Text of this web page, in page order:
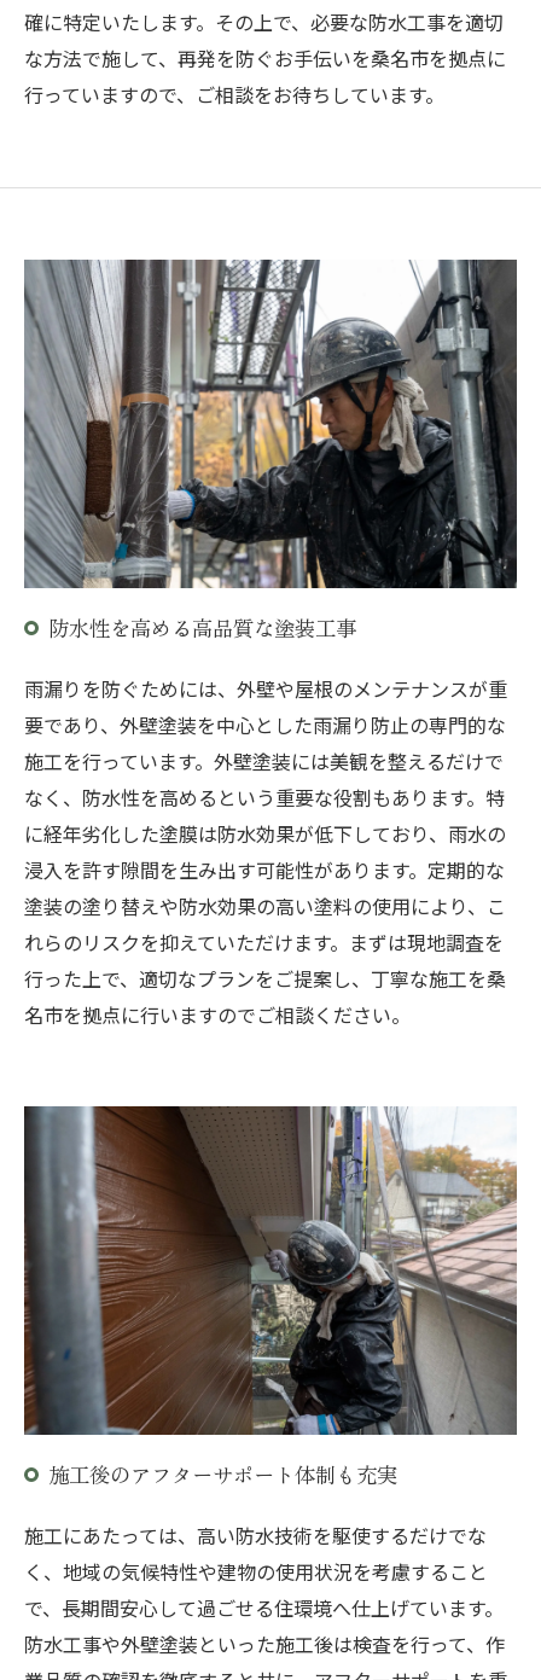
確に特定いたします。その上で、必要な防水工事を適切
な方法で施して、再発を防ぐお手伝いを桑名市を拠点に
行っていますので、ご相談をお待ちしています。
防水性を高める高品質な塗装工事
雨漏りを防ぐためには、外壁や屋根のメンテナンスが重
要であり、外壁塗装を中心とした雨漏り防止の専門的な
施工を行っています。外壁塗装には美観を整えるだけで
なく、防水性を高めるという重要な役割もあります。特
に経年劣化した塗膜は防水効果が低下しており、雨水の
浸入を許す隙間を生み出す可能性があります。定期的な
塗装の塗り替えや防水効果の高い塗料の使用により、こ
れらのリスクを抑えていただけます。まずは現地調査を
行った上で、適切なプランをご提案し、丁寧な施工を桑
名市を拠点に行いますのでご相談ください。
施工後のアフターサポート体制も充実
施工にあたっては、高い防水技術を駆使するだけでな
く、地域の気候特性や建物の使用状況を考慮すること
で、長期間安心して過ごせる住環境へ仕上げています。
防水工事や外壁塗装といった施工後は検査を行って、作